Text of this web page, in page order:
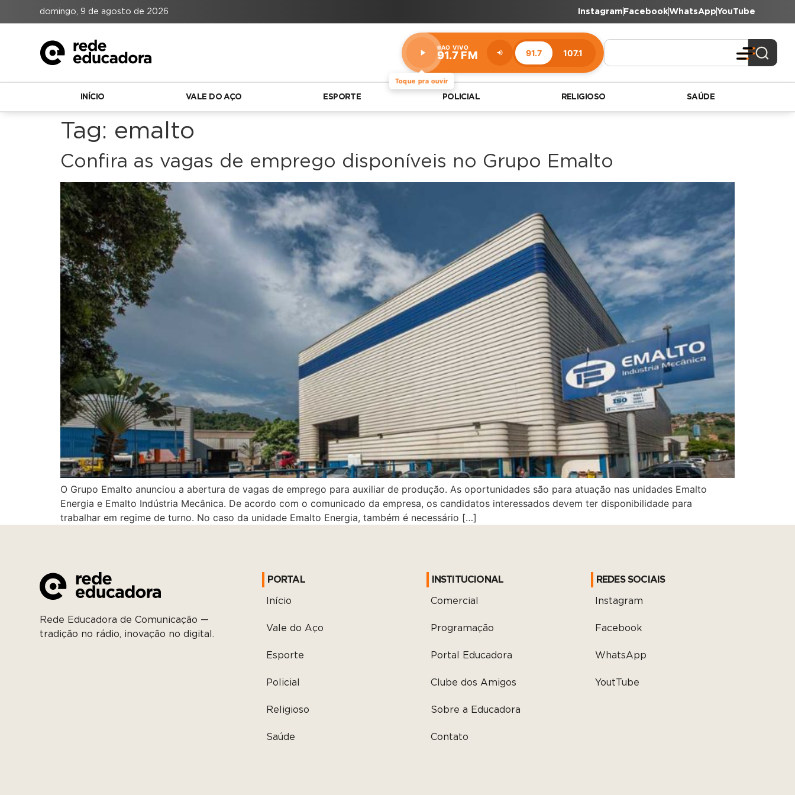
domingo, 9 de agosto de 2026 Instagram FacebookWhatsAppYouTube
Toque pra ouvir
AO VIVO
91.7 FM 91.7 107.1
Estação:
91.7
FM
INÍCIO VALE DO AÇO ESPORTE POLICIAL RELIGIOSO SAÚDE
Tag: emalto
Confira as vagas de emprego disponíveis no Grupo Emalto
O Grupo Emalto anunciou a abertura de vagas de emprego para auxiliar de produção. As oportunidades são para atuação nas unidades Emalto
Energia e Emalto Indústria Mecânica. De acordo com o comunicado da empresa, os candidatos interessados devem ter disponibilidade para
trabalhar em regime de turno. No caso da unidade Emalto Energia, também é necessário […]
Rede Educadora de Comunicação —
tradição no rádio, inovação no digital.
PORTAL
Início
Vale do Aço
Esporte
Policial
Religioso
Saúde
INSTITUCIONAL
Comercial
Programação
Portal Educadora
Clube dos Amigos
Sobre a Educadora
Contato
REDES SOCIAIS
Instagram
Facebook
WhatsApp
YoutTube